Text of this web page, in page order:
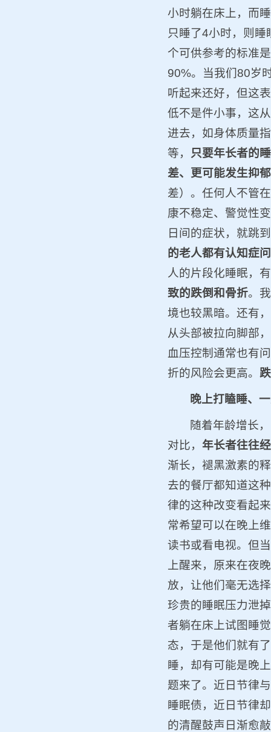
小时躺在床上，而
只睡了4小时，则
个可供参考的标准
90%。当我们80岁
听起来还好，但这
低不是件小事，这
进去，如身体质量
等，
只要年长者的
差、更可能发生抑
差）。任何人不管
康不稳定、警觉性
日间的症状，就跳
的老人都有认知症
人的片段化睡眠，
致的跌倒和骨折。
境也较黑暗。还有
从头部被拉向脚部
血压控制通常也有
折的风险会更高。
晚上打瞌睡、
随着年龄增长
对比， 年长者往往
渐长，褪黑激素的
去的餐厅都知道这
律的这种改变看起
常希望可以在晚上
读书或看电视。但
上醒来，原来在夜
放，让他们毫无选
珍贵的睡眠压力泄
者躺在床上试图睡
态，于是他们就有
睡，却有可能是晚
题来了。近日节律
睡眠债，近日节律
的清醒鼓声日渐愈